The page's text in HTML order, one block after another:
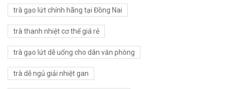
trà gạo lứt chính hãng tại Đồng Nai
trà thanh nhiệt cơ thể giá rẻ
trà gạo lứt dễ uống cho dân văn phòng
trà dễ ngủ giải nhiệt gan